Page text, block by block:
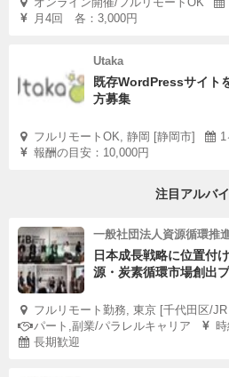
≪地元に愛されてやっとスタート
率直に言って、もしあなたが都
るのはなかなか難しいでしょう。
なんといっても、私たちの方言
ださいね（笑）
もちろん、そんな場面でも私た
トしますが。
まずは第一印象。
通常の地域おこし協力隊の審査・
月4回 各：3,000円
Utaka
既存WordPressサイト
方募集
フルリモートOK, 静岡 [静岡市]
報酬の目安：10,000円
注目アルバ
一般社団法人資源循環推
日本成長戦略に位置付
源・炭素循環市場創出
フルリモート勤務, 東京 [千代田区/
パート,副業/パラレルキャリア
長期歓迎